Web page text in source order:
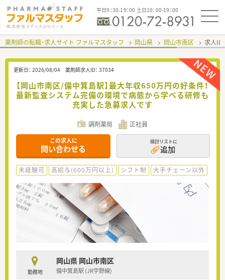
平日9：30-19：00 土日10：00-19：00
薬剤師の転職・求人サイト ファルマスタッフ 岡山県 岡山市南区 求人ID
更新日： 2026/08/04 薬剤師求人ID： 37034
【岡山市南区/備中箕島駅】最大年収650万円の好条件！
最新監査システム完備の環境で病態から学べる研修も
充実した急募求人です
調剤薬局 正社員
この求人に
問い合わせる
検討リストに
追加
未経験可 高給与(600万円以上) シフト制 大手チェーン以外
勤務地
岡山県 岡山市南区
備中箕島駅 (JR宇野線)